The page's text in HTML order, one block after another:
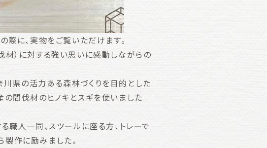
際に、実物をご覧いただけます。
）に対する強い思いに感動しながらの
県の活力ある森林づくりを目的とした
の間伐材のヒノキとスギを使いました
職人一同、スツールに座る方、トレーで
作に励みました。